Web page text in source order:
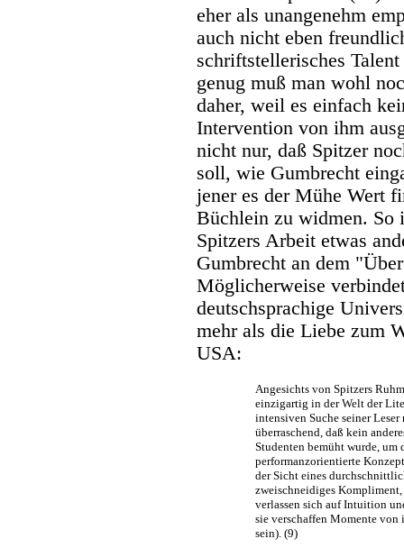
eher als unangenehm
auch nicht eben
schriftstellerisches
genug muß man wohl
daher, weil es einfach
Intervention von ihm
nicht nur, daß Spitzer
soll, wie Gumbrecht
jener es der Mühe Wert
Büchlein zu widmen. So
Spitzers Arbeit etwas
Gumbrecht an dem
Möglicherweise
deutschsprachige
mehr als die Liebe zum
USA:
Angesichts von Spitzers
einzigartig in der Welt der
intensiven Suche seiner
überraschend, daß kein
Studenten bemüht wurde, um
performanzorientierte
der Sicht eines
zweischneidiges
verlassen sich auf Intuition
sie verschaffen Momente
sein). (9)